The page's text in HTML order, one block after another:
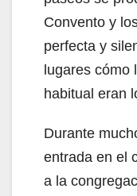
Convento y
perfecta y
lugares
habitual eran
Durante
entrada en el
a la